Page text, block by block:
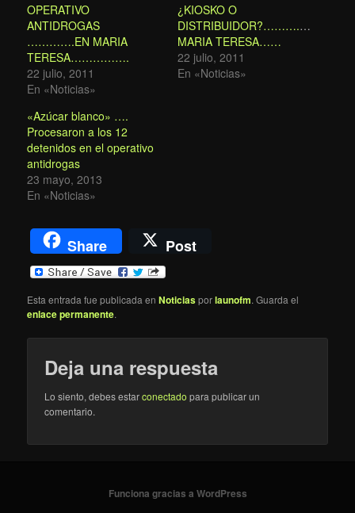
OPERATIVO
ANTIDROGAS
………….EN MARIA
TERESA…………….
22 julio, 2011
En «Noticias»
¿KIOSKO O
DISTRIBUIDOR?………..EN
MARIA TERESA……
22 julio, 2011
En «Noticias»
«Azúcar blanco» ….
Procesaron a los 12
detenidos en el operativo
antidrogas
23 mayo, 2013
En «Noticias»
Share Post
Esta entrada fue publicada enNoticiasporlaunofm. Guarda el
enlace permanente.
Deja una respuesta
Lo siento, debes estarconectado para publicar un
comentario.
Funciona gracias a WordPress